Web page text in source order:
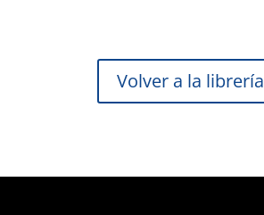
Volver a la librería